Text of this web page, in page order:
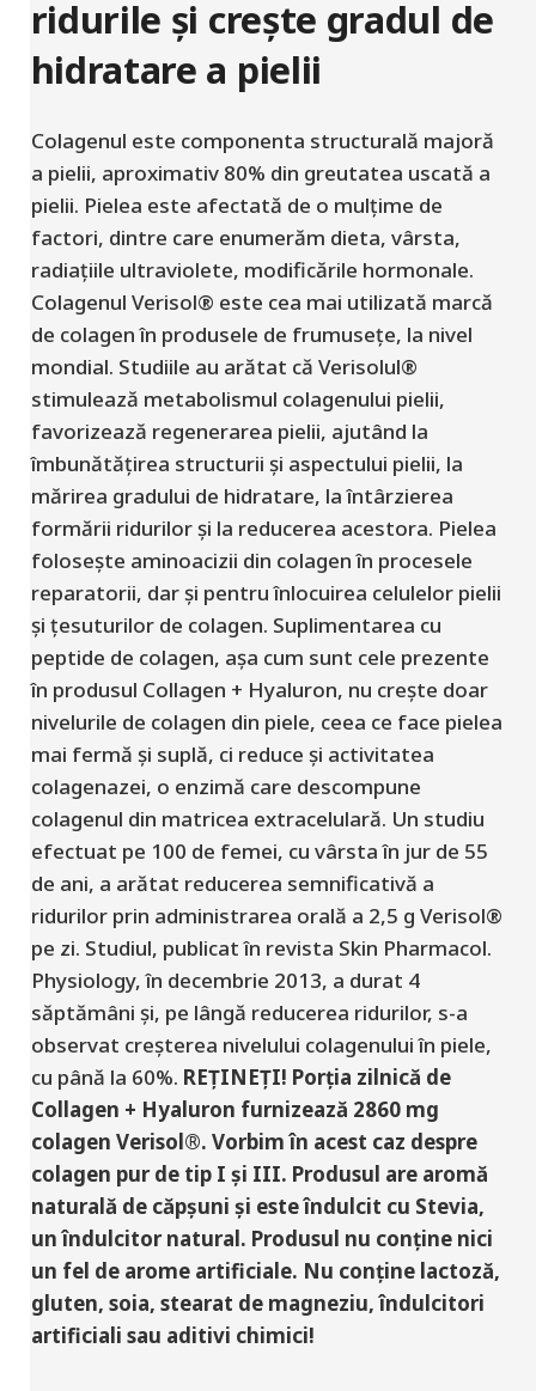
ridurile și crește gradul de
hidratare a pielii
Colagenul este componenta structurală majoră
a pielii, aproximativ 80% din greutatea uscată a
pielii. Pielea este afectată de o mulțime de
factori, dintre care enumerăm dieta, vârsta,
radiațiile ultraviolete, modificările hormonale.
Colagenul Verisol® este cea mai utilizată marcă
de colagen în produsele de frumusețe, la nivel
mondial. Studiile au arătat că Verisolul®
stimulează metabolismul colagenului pielii,
favorizează regenerarea pielii, ajutând la
îmbunătățirea structurii și aspectului pielii, la
mărirea gradului de hidratare, la întârzierea
formării ridurilor și la reducerea acestora. Pielea
folosește aminoacizii din colagen în procesele
reparatorii, dar și pentru înlocuirea celulelor pielii
și țesuturilor de colagen. Suplimentarea cu
peptide de colagen, așa cum sunt cele prezente
în produsul Collagen + Hyaluron, nu crește doar
nivelurile de colagen din piele, ceea ce face pielea
mai fermă și suplă, ci reduce și activitatea
colagenazei, o enzimă care descompune
colagenul din matricea extracelulară. Un studiu
efectuat pe 100 de femei, cu vârsta în jur de 55
de ani, a arătat reducerea semnificativă a
ridurilor prin administrarea orală a 2,5 g Verisol®
pe zi. Studiul, publicat în revista Skin Pharmacol.
Physiology, în decembrie 2013, a durat 4
săptămâni și, pe lângă reducerea ridurilor, s-a
observat creșterea nivelului colagenului în piele,
cu până la 60%. REȚINEȚI! Porția zilnică de
Collagen + Hyaluron furnizează 2860 mg
colagen Verisol®. Vorbim în acest caz despre
colagen pur de tip I și III. Produsul are aromă
naturală de căpșuni și este îndulcit cu Stevia,
un îndulcitor natural. Produsul nu conține nici
un fel de arome artificiale. Nu conține lactoză,
gluten, soia, stearat de magneziu, îndulcitori
artificiali sau aditivi chimici!